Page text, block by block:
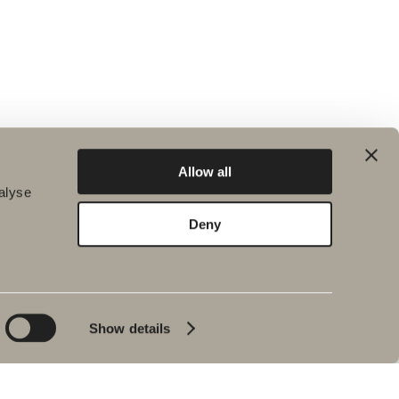
Show details
Allow all
Deny
produkters
ISO revision från RISE
delmål i arbetet med att
Svedbergs Magazine